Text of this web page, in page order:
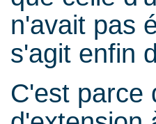
n'avait pas
s'agit enfin
C'est parce